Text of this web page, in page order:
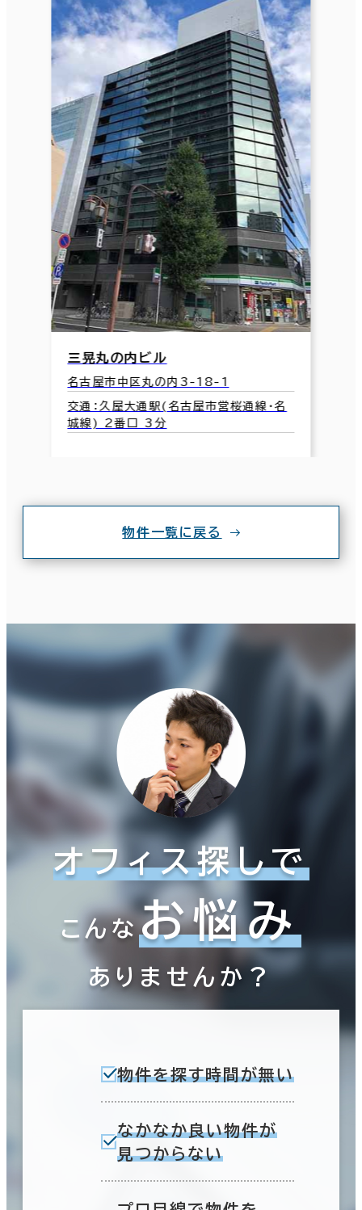
三晃丸の内ビル
名古屋市中区丸の内3-18-1
交通：久屋大通駅(名古屋市営桜通線･名
城線) 2番口 3分
物件一覧に戻る
オフィス探しで
こんなお悩み
ありませんか？
物件を探す時間が無い
なかなか良い物件が
見つからない